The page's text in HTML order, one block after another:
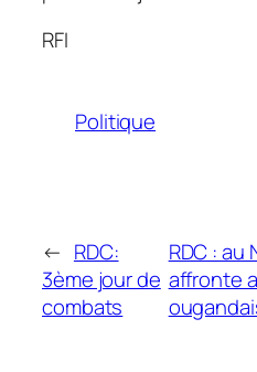
RFI
Politique
← RDC:
3ème jour de
combats
RDC : au
affronte